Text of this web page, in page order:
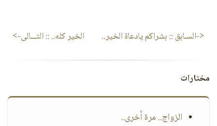
<-السـابق :: بشراكم يادعاة الخير.. الخير كله.. :: التـــالى->
مختارات
الزواج.. مرة أخرى..